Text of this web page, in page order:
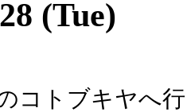
(Tue)
コトブキヤへ